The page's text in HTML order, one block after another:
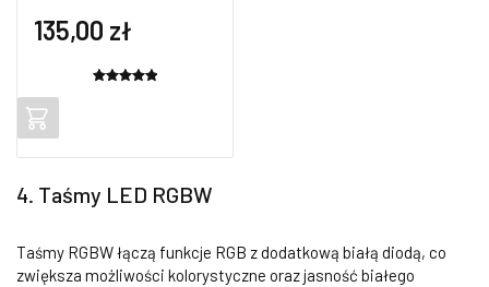
135,00 zł
klientów
4. Taśmy LED RGBW
Taśmy RGBW łączą funkcje RGB z dodatkową białą diodą, co
zwiększa możliwości kolorystyczne oraz jasność białego